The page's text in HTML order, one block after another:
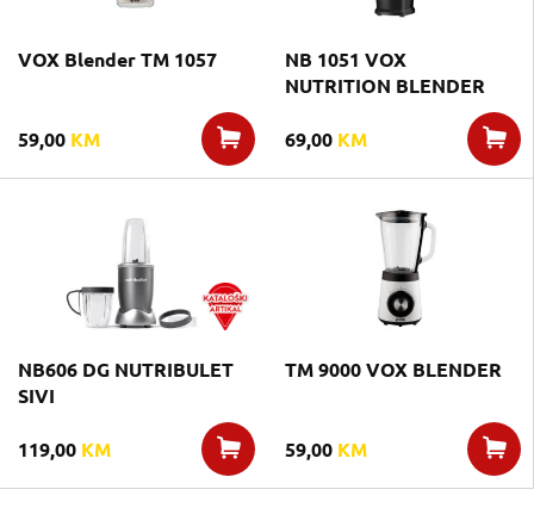
VOX Blender TM 1057
59,00 KM
NB 1051 VOX
NUTRITION BLENDER
69,00 KM
NB606 DG NUTRIBULET
SIVI
119,00 KM
TM 9000 VOX BLENDER
59,00 KM